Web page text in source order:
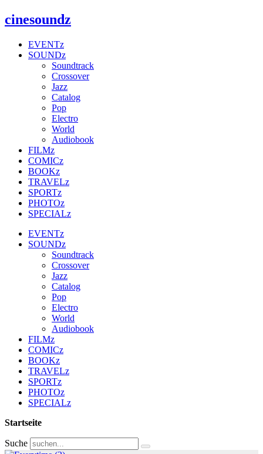
Zum
Inhalt
cinesoundz
EVENTz
SOUNDz
Soundtrack
Crossover
Jazz
Catalog
Pop
Electro
World
Audiobook
FILMz
COMICz
BOOKz
TRAVELz
SPORTz
PHOTOz
SPECIALz
EVENTz
SOUNDz
Soundtrack
Crossover
Jazz
Catalog
Pop
Electro
World
Audiobook
FILMz
COMICz
BOOKz
TRAVELz
SPORTz
PHOTOz
SPECIALz
Startseite
Suche